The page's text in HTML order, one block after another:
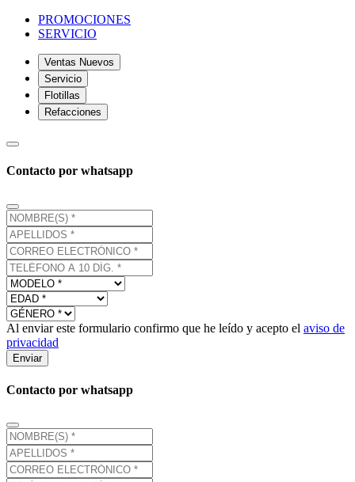
PROMOCIONES
SERVICIO
Ventas Nuevos
Servicio
Flotillas
Refacciones
Contacto por whatsapp
Al enviar este formulario confirmo que he leído y acepto el aviso de
privacidad
Enviar
Contacto por whatsapp